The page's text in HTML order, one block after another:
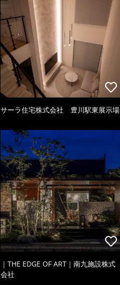
サーラ住宅株式会社 豊川駅東展示場
｜THE EDGE OF ART｜南九施設株式
会社